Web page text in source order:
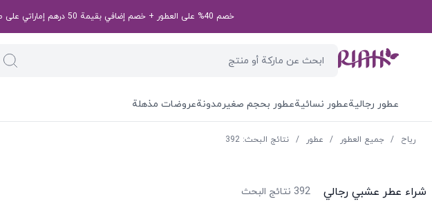
خصم 40% على العطور + خصم إضافي بقيمة 50 درهم إماراتي على طلبك الأول! رمز الخصم الخاص بك: first50aed
عطور رجاليةعطور نسائيةعطور بحجم صغيرمدونةعروضات مذهلة
ریاح / جميع العطور / عطور / نتائج البحث: 392
شراء عطر عشبي رجالي 392 نتائج البحث